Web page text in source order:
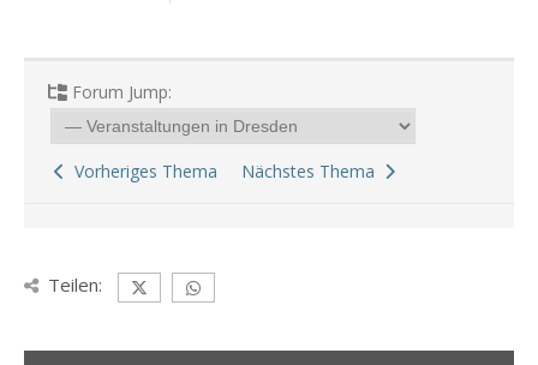
Forum Jump:
Vorheriges Thema Nächstes Thema
Teilen: